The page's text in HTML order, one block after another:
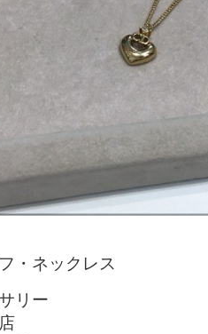
・ネックレス
リー